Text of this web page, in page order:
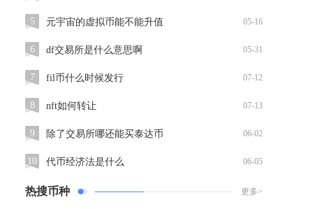
5 元宇宙的虚拟币能不能升值 05-16
6 df交易所是什么意思啊 05-31
7 fil币什么时候发行 07-12
8 nft如何转让 07-13
9 除了交易所哪还能买泰达币 06-02
10 代币经济法是什么 06-05
热搜币种 更多>